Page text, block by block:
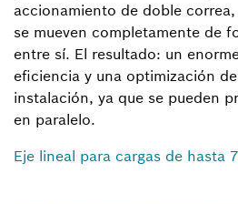
accionamiento de doble
se mueven completamente de
entre sí. El resultado: un
eficiencia y una optimización
instalación, ya que se pueden
en paralelo.
Eje lineal para cargas de hasta